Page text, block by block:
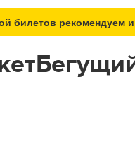
билетов рекомендуем